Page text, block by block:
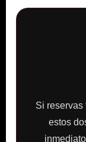
Si reservas
estos
inmediato